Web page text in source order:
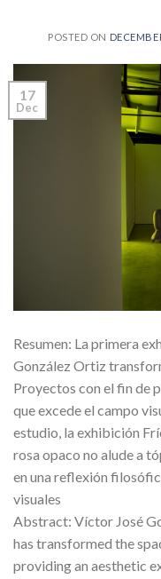
POSTED ON
17
Dec
Resumen: La primera
González Ortiz
Proyectos con el fin de
que excede el campo
estudio, la exhibición
rosa opaco no alude a
en una reflexión
visuales
Abstract: Víctor José
has transformed the
providing an aesthetic